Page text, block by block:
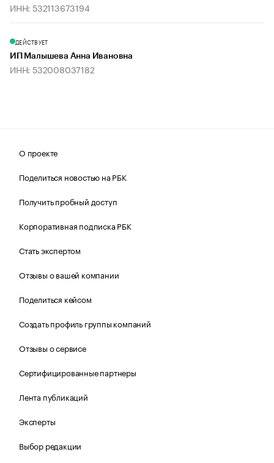
ИНН: 532113673194
ДЕЙСТВУЕТ
ИП Малышева Анна Ивановна
ИНН: 532008037182
О проекте
Поделиться новостью на РБК
Получить пробный доступ
Корпоративная подписка РБК
Стать экспертом
Отзывы о вашей компании
Поделиться кейсом
Создать профиль группы компаний
Отзывы о сервисе
Сертифицированные партнеры
Лента публикаций
Эксперты
Выбор редакции